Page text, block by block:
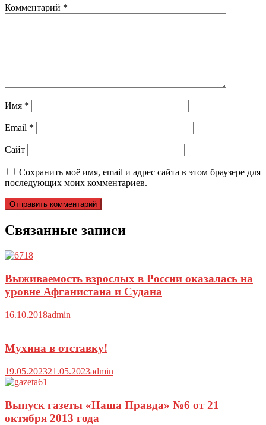
Комментарий *
Имя *
Email *
Сайт
Сохранить моё имя, email и адрес сайта в этом браузере для
последующих моих комментариев.
Связанные записи
Выживаемость взрослых в России оказалась на
уровне Афганистана и Судана
16.10.2018admin
Мухина в отставку!
19.05.202321.05.2023admin
Выпуск газеты «Наша Правда» №6 от 21
октября 2013 года